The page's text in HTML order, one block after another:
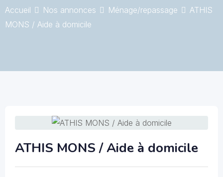
Accueil Nos annonces Ménage/repassage
ATHIS
MONS / Aide à domicile
ATHIS MONS / Aide à domicile